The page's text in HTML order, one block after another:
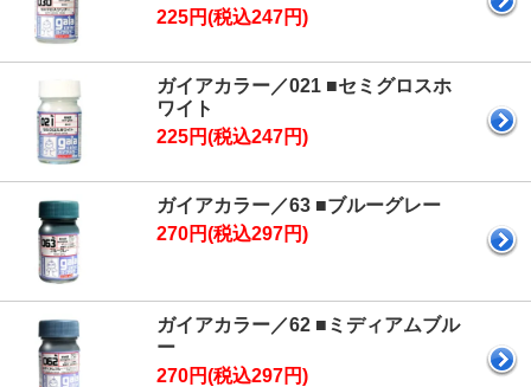
225円(税込247円)
ガイアカラー／021 ■セミグロスホ
ワイト
225円(税込247円)
ガイアカラー／63 ■ブルーグレー
270円(税込297円)
ガイアカラー／62 ■ミディアムブル
ー
270円(税込297円)